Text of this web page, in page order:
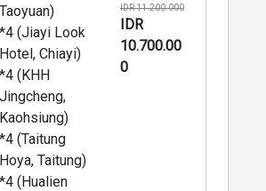
Taoyuan)
*4 (Jiayi Look
Hotel, Chiayi)
*4 (KHH
Jingcheng,
Kaohsiung)
*4 (Taitung
Hoya, Taitung)
*4 (Hualien
IDR 11.200.000
IDR
10.700.00
0